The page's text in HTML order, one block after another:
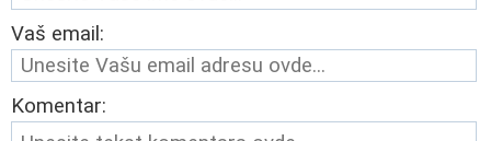
Vaš email:
Komentar: